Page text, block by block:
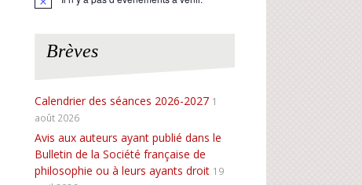
N
Brèves
Calendrier des séances 2026-2027 1
août 2026
Avis aux auteurs ayant publié dans le
Bulletin de la Société française de
philosophie ou à leurs ayants droit 19